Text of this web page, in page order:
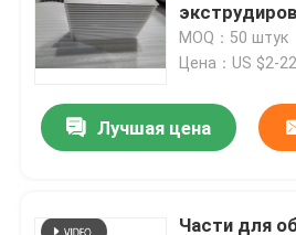
MOQ：50 штук
Цена：US $2-
Лучшая цена
Части для